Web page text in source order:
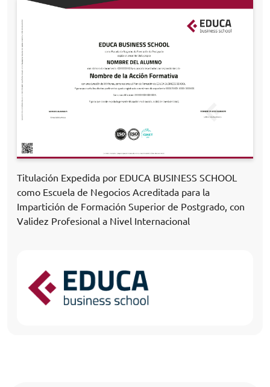
Titulación Expedida por EDUCA BUSINESS SCHOOL
como Escuela de Negocios Acreditada para la
Impartición de Formación Superior de Postgrado, con
Validez Profesional a Nivel Internacional